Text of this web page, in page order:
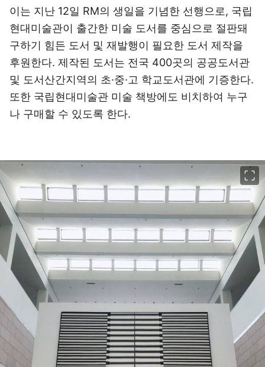
이는 지난 12일 RM의 생일을 기념한 선행으로, 국립
현대미술관이 출간한 미술 도서를 중심으로 절판돼
구하기 힘든 도서 및 재발행이 필요한 도서 제작을
후원한다. 제작된 도서는 전국 400곳의 공공도서관
및 도서산간지역의 초·중·고 학교도서관에 기증한다.
또한 국립현대미술관 미술 책방에도 비치하여 누구
나 구매할 수 있도록 한다.